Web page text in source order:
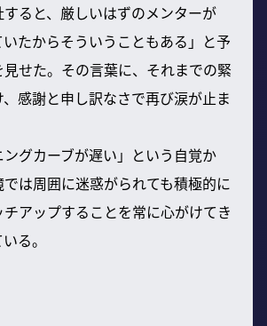
ると、厳しいはずのメンターが
いたからそういうこともある」と予
せた。その言葉に、それまでの緊
感謝と申し訳なさで再び涙が止ま
グカーブが遅い」という自覚か
は周囲に迷惑がられても積極的に
アップすることを常に心がけてき
る。